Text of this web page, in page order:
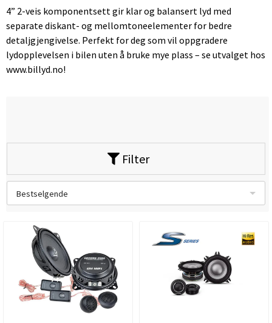
4” 2-veis komponentsett gir klar og balansert lyd med
separate diskant- og mellomtoneelementer for bedre
detaljgjengivelse. Perfekt for deg som vil oppgradere
lydopplevelsen i bilen uten å bruke mye plass – se utvalget hos
www.billyd.no!
Filter
Bestselgende